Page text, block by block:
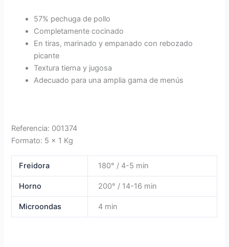
57% pechuga de pollo
Completamente cocinado
En tiras, marinado y empanado con rebozado
picante
Textura tierna y jugosa
Adecuado para una amplia gama de menús
Referencia: 001374
Formato: 5 x 1 Kg
Freidora 180° / 4-5 min
Horno 200° / 14-16 min
Microondas 4 min